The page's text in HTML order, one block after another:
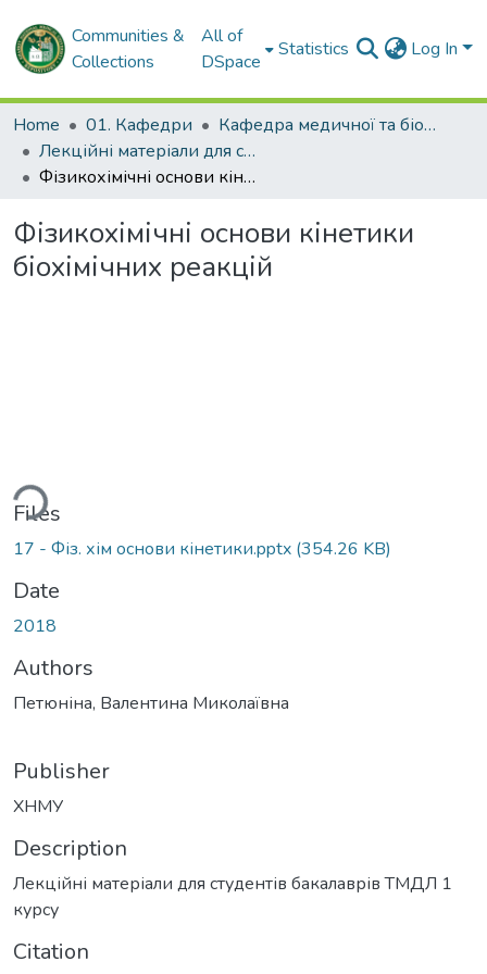
Communities &
Collections
All of
DSpace
Statistics Log In
Home 01. Кафедри
Кафедра медичної та біоорганічної хімії
Лекційні матеріали для студентів. Кафедра медичної та біоорганічної хімії
Фізикохімічні основи кінетики біохімічних реакцій
Фізикохімічні основи кінетики
біохімічних реакцій
Files
17 - Фіз. хім основи кінетики.pptx (354.26 KB)
Date
2018
Authors
Петюніна, Валентина Миколаївна
Publisher
ХНМУ
Description
Лекційні матеріали для студентів бакалаврів ТМДЛ 1
курсу
Citation